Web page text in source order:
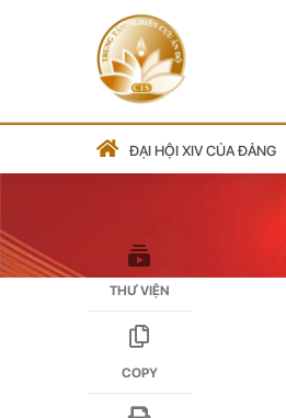
ĐẠI HỘI XIV CỦA ĐẢNG
THƯ VIỆN
COPY